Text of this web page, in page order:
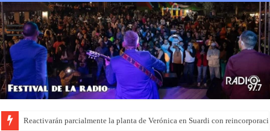
Reactivarán parcialmente la planta de Verónica en Suardi con